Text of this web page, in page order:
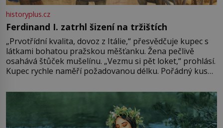
historyplus.cz
Ferdinand I. zatrhl šizení na tržištích
„Prvotřídní kvalita, dovoz z Itálie,“ přesvědčuje kupec s
látkami bohatou pražskou měšťanku. Žena pečlivě
osahává štůček mušelínu. „Vezmu si pět loket,“ prohlásí.
Kupec rychle naměří požadovanou délku. Pořádný kus
milostpaní. Stačí jenom na sukni,“ zhodnotí švadlena
množství růžového mušelínu. „Ošidili vás, podívejte.“
Vezme do ruky dřevěnou